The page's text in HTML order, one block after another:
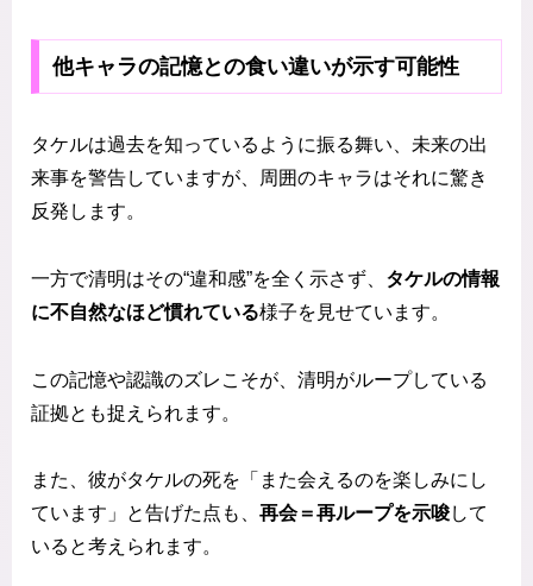
他キャラの記憶との食い違いが示す可能性
タケルは過去を知っているように振る舞い、未来の出
来事を警告していますが、周囲のキャラはそれに驚き
反発します。
一方で清明はその“違和感”を全く示さず、 タケルの情報
に不自然なほど慣れている様子を見せています。
この記憶や認識のズレこそが、清明がループしている
証拠とも捉えられます。
また、彼がタケルの死を「また会えるのを楽しみにし
ています」と告げた点も、 再会＝再ループを示唆して
いると考えられます。